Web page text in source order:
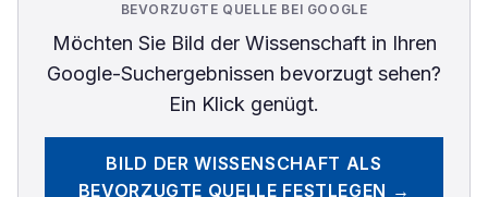
BEVORZUGTE QUELLE BEI GOOGLE
Möchten Sie Bild der Wissenschaftin Ihren
Google-Suchergebnissen bevorzugt sehen?
Ein Klick genügt.
BILD DER WISSENSCHAFT ALS
BEVORZUGTE QUELLE FESTLEGEN →